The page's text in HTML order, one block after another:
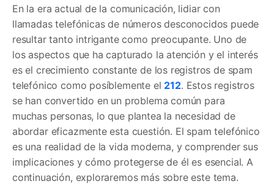
En la era actual de la comunicación, lidiar con
llamadas telefónicas de números desconocidos puede
resultar tanto intrigante como preocupante. Uno de
los aspectos que ha capturado la atención y el interés
es el crecimiento constante de los registros de spam
telefónico como posíblemente el 212. Estos registros
se han convertido en un problema común para
muchas personas, lo que plantea la necesidad de
abordar eficazmente esta cuestión. El spam telefónico
es una realidad de la vida moderna, y comprender sus
implicaciones y cómo protegerse de él es esencial. A
continuación, exploraremos más sobre este tema.